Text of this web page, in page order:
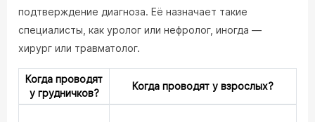
подтверждение диагноза. Её назначает такие
специалисты, как уролог или нефролог, иногда —
хирург или травматолог.
Когда проводят
у грудничков?
Когда проводят у взрослых?